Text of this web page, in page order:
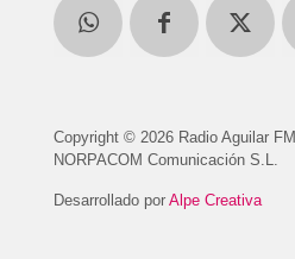
Copyright © 2026 Radio Aguilar FM
NORPACOM Comunicación S.L.
Desarrollado por Alpe Creativa